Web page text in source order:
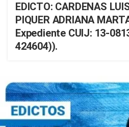
EDICTO: CARDENAS
PIQUER ADRIANA
Expediente CUIJ: 13-
424604)).